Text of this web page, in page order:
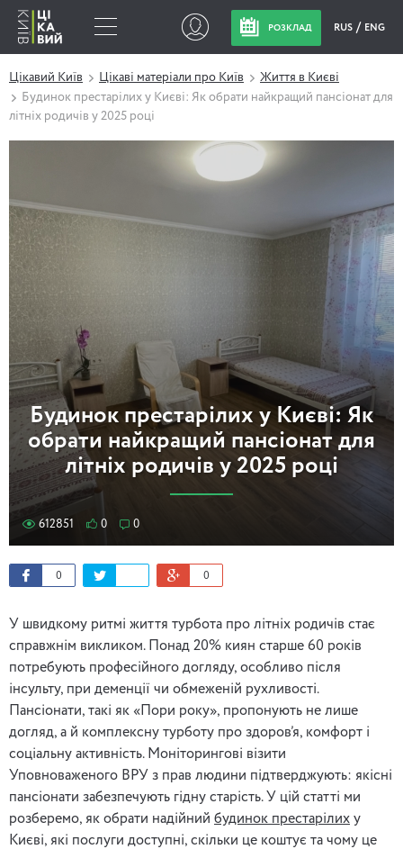
РОЗКЛАД RUS ENG
Цікавий Київ Цікаві матеріали про Київ
Життя в Києві
Будинок престарілих у Києві: Як обрати найкращий пансіонат для
літніх родичів у 2025 році
Будинок престарілих у Києві: Як
обрати найкращий пансіонат для
літніх родичів у 2025 році
612851 0 0
0 0
У швидкому ритмі життя турбота про літніх родичів стає
справжнім викликом. Понад 20% киян старше 60 років
потребують професійного догляду, особливо після
інсульту, при деменції чи обмеженій рухливості.
Пансіонати, такі як «Пори року», пропонують не лише
догляд, а й комплексну турботу про здоров’я, комфорт і
соціальну активність. Моніторингові візити
Уповноваженого ВРУ з прав людини підтверджують: якісні
пансіонати забезпечують гідну старість. У цій статті ми
розберемо, як обрати надійний будинок престарілих у
Києві, які послуги доступні, скільки це коштує та чому це